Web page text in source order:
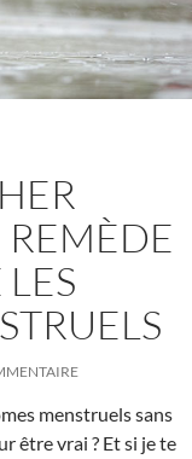
REMÈDE
menstruels sans
être vrai ? Et si je te